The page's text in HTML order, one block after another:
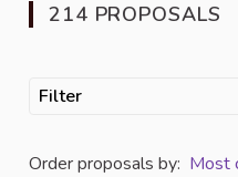
214 PROPOSALS
Filter
Order proposals by: Most